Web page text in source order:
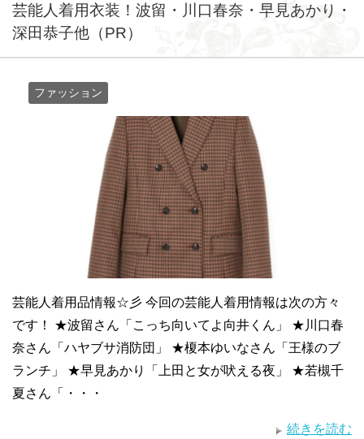
芸能人着用衣装！波留・川口春奈・早見あかり・
深田恭子他（PR）
ファッション
芸能人着用品情報☆彡 今回の芸能人着用情報は次の方々
です！ ★波留さん「こっち向いてよ向井くん」 ★川口春
奈さん「ハヤブサ消防団」 ★榎本ゆいなさん「王様のブ
ランチ」 ★早見あかり「上田と女が吠える夜」 ★若槻千
夏さん「・・・
続きを読む